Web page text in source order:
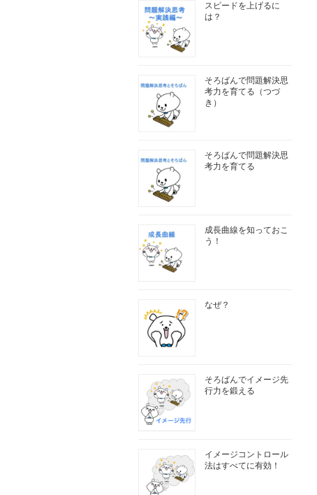
スピードを上げるに
は？
そろばんで問題解決思
考力を育てる（つづ
き）
そろばんで問題解決思
考力を育てる
成長曲線を知っておこ
う！
なぜ？
そろばんでイメージ先
行力を鍛える
イメージコントロール
法はすべてに有効！